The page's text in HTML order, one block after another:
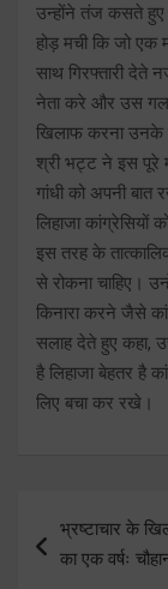
उन्होंने तंज कसते हुए
होड़ मची कि जो एक
साथ गिरफ्तारी देते
नेता करे और उस
खिलाफ करना उनके
श्री भट्ट ने इस पूरे
गांधी को अपनी बात
लिहाजा
इस तरह के
से रोकना चाहिए।
किनारा करने जैसे
सलाह देते हुए कहा,
है लिहाजा बेहतर है
लिए बचा कर रखे।
navigation
भ्रष्टाचार के
का एक वर्षः